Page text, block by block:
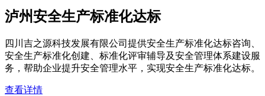
泸州安全生产标准化达标
四川吉之源科技发展有限公司提供安全生产标准化达标咨询、
安全生产标准化创建、标准化评审辅导及安全管理体系建设服
务，帮助企业提升安全管理水平，实现安全生产标准化达标。
查看详情